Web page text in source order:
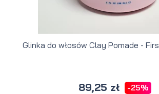
Glinka do włosów Clay Pomade -
89,25 zł -25%